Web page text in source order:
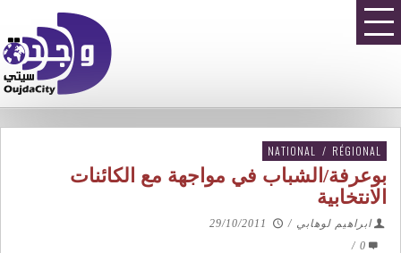
NATIONAL / RÉGIONAL
بوعرفة/الشباب في مواجهة مع الكائنات
الانتخابية
ابراهيم لوهابي /
29/10/2011
0
/